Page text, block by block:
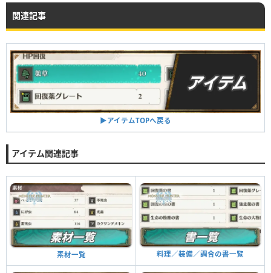
関連記事
▶︎アイテムTOPへ戻る
アイテム関連記事
素材一覧 料理／装備／調合の書一覧